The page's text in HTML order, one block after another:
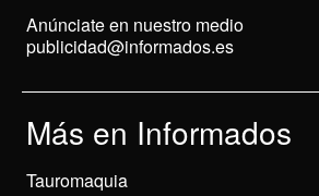
Anúnciate en nuestro medio
publicidad@informados.es
Más en Informados
Tauromaquia